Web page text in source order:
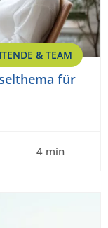
& TEAM
für
4 min